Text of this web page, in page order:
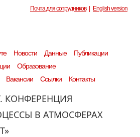
Почта для сотрудников English version
Новости Данные
Публикации
Образование
Вакансии Ссылки Контакты
КОНФЕРЕНЦИЯ
В АТМОСФЕРАХ